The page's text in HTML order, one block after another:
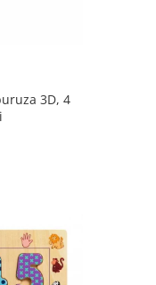
3D, 4